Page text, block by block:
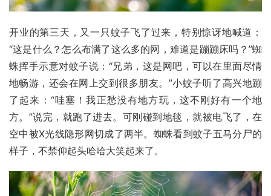
开业的第三天，又一只蚊子飞了过来，特别惊讶地喊道：
“这是什么？怎么布满了这么多的网，难道是蹦蹦床吗？”蜘
蛛挥手示意对蚊子说：“兄弟，这是网吧，可以在里面尽情
地畅游，还会在网上交到很多朋友。”小蚊子听了高兴地蹦
了起来：“哇塞！我正愁没有地方玩，这不刚好有一个地
方。”说完，就跑了进去。可刚碰到地毯，就被电飞了，在
空中被X光线隐形网切成了两半。蜘蛛看到蚊子五马分尸的
样子，不禁仰起头哈哈大笑起来了。